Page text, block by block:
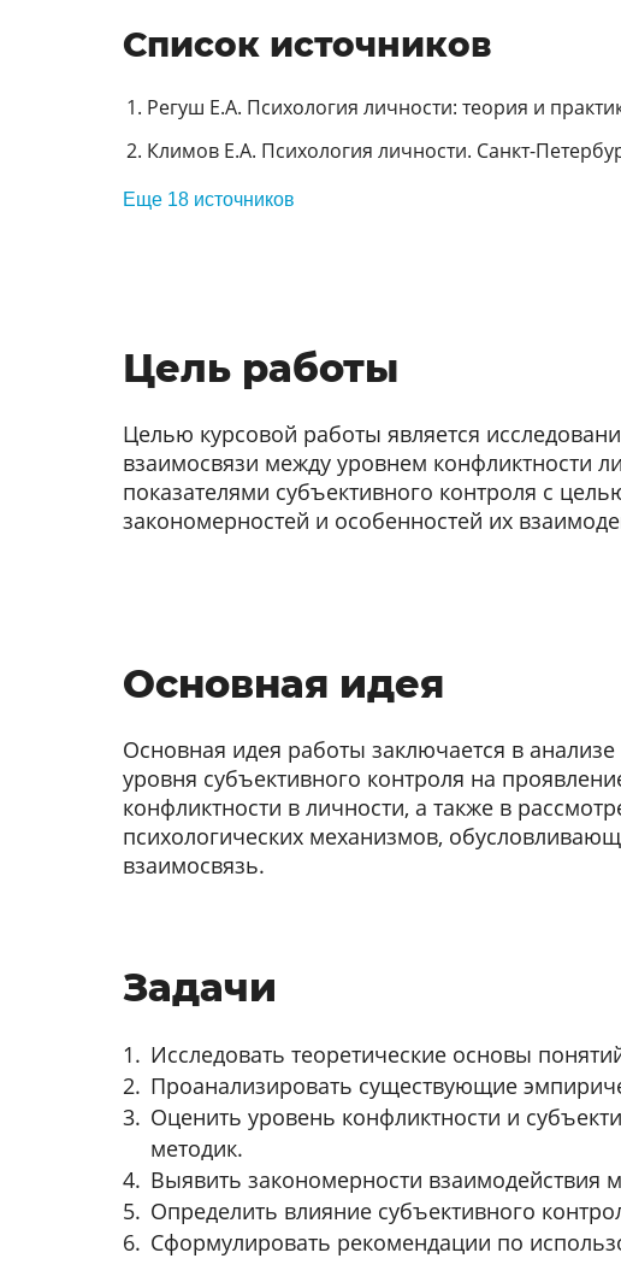
Список источников
Регуш Е.А. Психология личности: теория и
Климов Е.А. Психология личности. Санкт-
Еще 18 источников
Цель работы
Целью курсовой работы является
взаимосвязи между уровнем конфликтности
показателями субъективного контроля с
закономерностей и особенностей их
Основная идея
Основная идея работы заключается в
уровня субъективного контроля на
конфликтности в личности, а также в
психологических механизмов,
взаимосвязь.
Задачи
Исследовать теоретические основы
Проанализировать существующие
Оценить уровень конфликтности и
методик.
Выявить закономерности взаимодействия
Определить влияние субъективного
Сформулировать рекомендации по